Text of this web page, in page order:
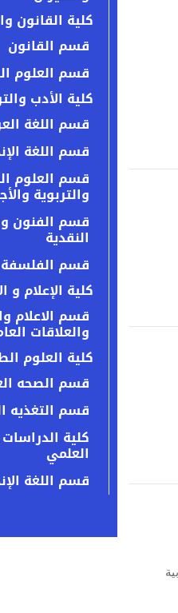
كلية القانون
قسم القانون
قسم العلوم
كلية الأدب
قسم اللغة
قسم اللغة
قسم العلوم
والتربوية
قسم الفنون
النقدية
قسم الفلسفة
كلية الإعلام و
قسم الاعلام
والعلاقات
كلية العلوم
قسم الصحه
قسم التغذيه
كلية
العلمي
قسم اللغة